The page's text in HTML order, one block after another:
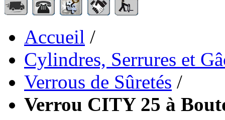
Accueil /
Cylindres, Serrures et
Verrous de Sûretés /
Verrou CITY 25 à